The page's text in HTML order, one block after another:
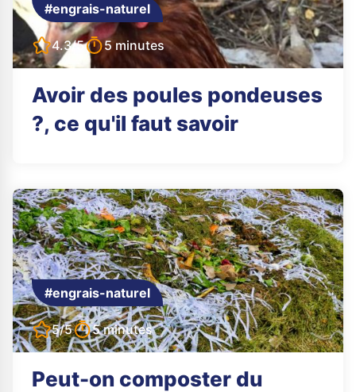
#engrais-naturel
4.3/5 5 minutes
Avoir des poules pondeuses
?, ce qu'il faut savoir
#engrais-naturel
5/5 5 minutes
Peut-on composter du